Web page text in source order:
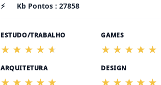
⚡
Kb Pontos : 27858
ESTUDO/TRABALHO GAMES
ARQUITETURA DESIGN